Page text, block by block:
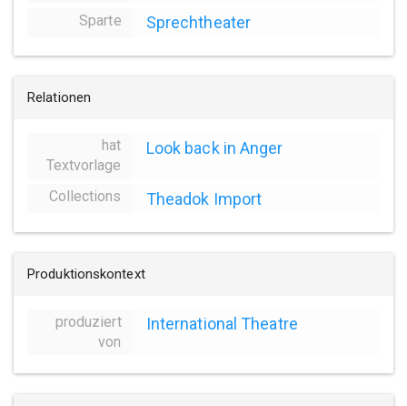
Sparte Sprechtheater
Relationen
hat
Textvorlage
Look back in Anger
Collections Theadok Import
Produktionskontext
produziert
von
International Theatre